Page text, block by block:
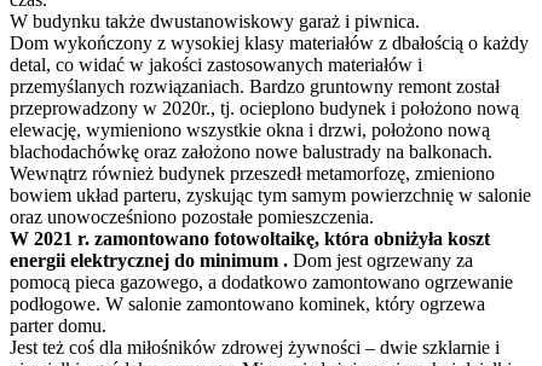
W budynku także dwustanowiskowy garaż i piwnica.
Dom wykończony z wysokiej klasy materiałów z dbałością o każdy
detal, co widać w jakości zastosowanych materiałów i
przemyślanych rozwiązaniach. Bardzo gruntowny remont został
przeprowadzony w 2020r., tj. ocieplono budynek i położono nową
elewację, wymieniono wszystkie okna i drzwi, położono nową
blachodachówkę oraz założono nowe balustrady na balkonach.
Wewnątrz również budynek przeszedł metamorfozę, zmieniono
bowiem układ parteru, zyskując tym samym powierzchnię w salonie
oraz unowocześniono pozostałe pomieszczenia.
W 2021 r. zamontowano fotowoltaikę, która obniżyła koszt
energii elektrycznej do minimum . Dom jest ogrzewany za
pomocą pieca gazowego, a dodatkowo zamontowano ogrzewanie
podłogowe. W salonie zamontowano kominek, który ogrzewa
parter domu.
Jest też coś dla miłośników zdrowej żywności – dwie szklarnie i